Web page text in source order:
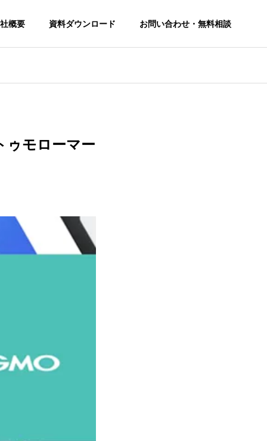
概要 資料ダウンロード お問い合わせ・無料相談
SEO Consulting Service
SEO対策コンサルティングサービス
ゥモローマー